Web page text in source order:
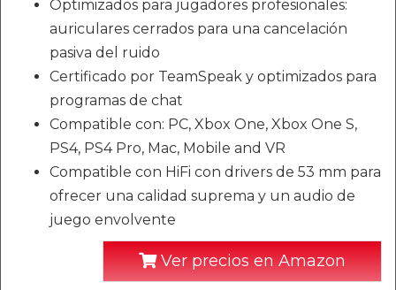
Optimizados para jugadores profesionales:
auriculares cerrados para una cancelación
pasiva del ruido
Certificado por TeamSpeak y optimizados para
programas de chat
Compatible con: PC, Xbox One, Xbox One S,
PS4, PS4 Pro, Mac, Mobile and VR
Compatible con HiFi con drivers de 53 mm para
ofrecer una calidad suprema y un audio de
juego envolvente
Ver precios en Amazon